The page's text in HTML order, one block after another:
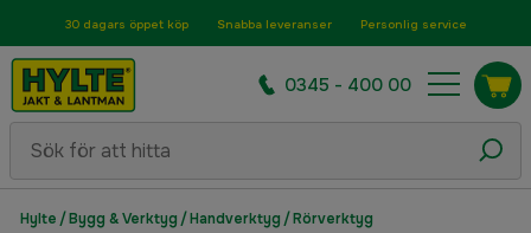
30 dagars öppet köp Snabba leveranser Personlig service
0345 - 400 00
Hylte /Bygg & Verktyg /Handverktyg /Rörverktyg